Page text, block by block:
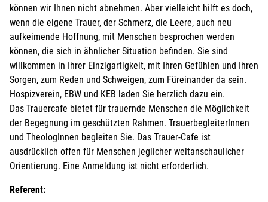
können wir Ihnen nicht abnehmen. Aber vielleicht hilft es doch,
wenn die eigene Trauer, der Schmerz, die Leere, auch neu
aufkeimende Hoffnung, mit Menschen besprochen werden
können, die sich in ähnlicher Situation befinden. Sie sind
willkommen in Ihrer Einzigartigkeit, mit Ihren Gefühlen und Ihren
Sorgen, zum Reden und Schweigen, zum Füreinander da sein.
Hospizverein, EBW und KEB laden Sie herzlich dazu ein.
Das Trauercafe bietet für trauernde Menschen die Möglichkeit
der Begegnung im geschützten Rahmen. TrauerbegleiterInnen
und TheologInnen begleiten Sie. Das Trauer-Cafe ist
ausdrücklich offen für Menschen jeglicher weltanschaulicher
Orientierung. Eine Anmeldung ist nicht erforderlich.
Referent: